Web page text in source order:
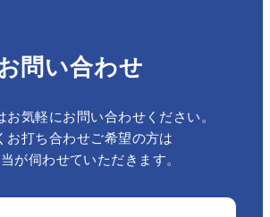
問い合わせ
お気軽にお問い合わせください。
お打ち合わせご希望の方は
が伺わせていただきます。